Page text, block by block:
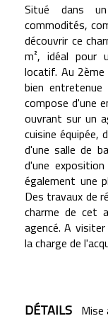
Situé dans
commodités,
découvrir ce
m², idéal pour
locatif. Au 2ème
bien
compose d'une
ouvrant sur un
cuisine équipée,
d'une salle de
d'une
également une
Des travaux de
charme de cet
agencé. A
la charge de
DÉTAILS